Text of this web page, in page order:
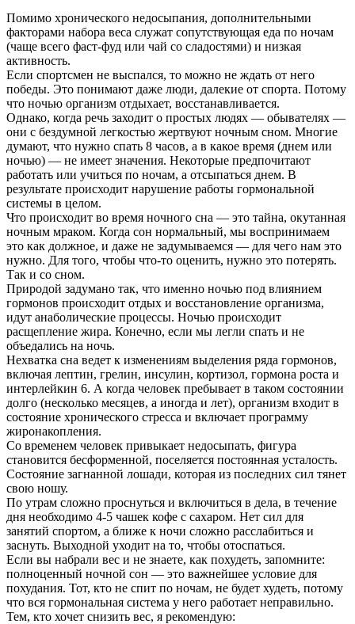
Помимо хронического недосыпания, дополнительными
факторами набора веса служат сопутствующая еда по ночам
(чаще всего фаст-фуд или чай со сладостями) и низкая
активность.
Если спортсмен не выспался, то можно не ждать от него
победы. Это понимают даже люди, далекие от спорта. Потому
что ночью организм отдыхает, восстанавливается.
Однако, когда речь заходит о простых людях — обывателях —
они с бездумной легкостью жертвуют ночным сном. Многие
думают, что нужно спать 8 часов, а в какое время (днем или
ночью) — не имеет значения. Некоторые предпочитают
работать или учиться по ночам, а отсыпаться днем. В
результате происходит нарушение работы гормональной
системы в целом.
Что происходит во время ночного сна — это тайна, окутанная
ночным мраком. Когда сон нормальный, мы воспринимаем
это как должное, и даже не задумываемся — для чего нам это
нужно. Для того, чтобы что-то оценить, нужно это потерять.
Так и со сном.
Природой задумано так, что именно ночью под влиянием
гормонов происходит отдых и восстановление организма,
идут анаболические процессы. Ночью происходит
расщепление жира. Конечно, если мы легли спать и не
объедались на ночь.
Нехватка сна ведет к изменениям выделения ряда гормонов,
включая лептин, грелин, инсулин, кортизол, гормона роста и
интерлейкин 6. А когда человек пребывает в таком состоянии
долго (несколько месяцев, а иногда и лет), организм входит в
состояние хронического стресса и включает программу
жиронакопления.
Со временем человек привыкает недосыпать, фигура
становится бесформенной, поселяется постоянная усталость.
Состояние загнанной лошади, которая из последних сил тянет
свою ношу.
По утрам сложно проснуться и включиться в дела, в течение
дня необходимо 4-5 чашек кофе с сахаром. Нет сил для
занятий спортом, а ближе к ночи сложно расслабиться и
заснуть. Выходной уходит на то, чтобы отоспаться.
Если вы набрали вес и не знаете, как похудеть, запомните:
полноценный ночной сон — это важнейшее условие для
похудания. Тот, кто не спит по ночам, не будет худеть, потому
что вся гормональная система у него работает неправильно.
Тем, кто хочет снизить вес, я рекомендую: